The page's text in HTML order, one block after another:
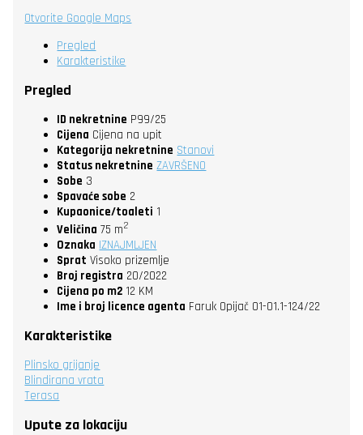
Otvorite Google Maps
Pregled
Karakteristike
Pregled
ID nekretnine P99/25
Cijena Cijena na upit
Kategorija nekretnine Stanovi
Status nekretnine ZAVRŠENO
Sobe 3
Spavaće sobe 2
Kupaonice/toaleti 1
Veličina 75 m2
Oznaka IZNAJMLJEN
Sprat Visoko prizemlje
Broj registra 20/2022
Cijena po m2 12 KM
Ime i broj licence agenta Faruk Opijač 01-01.1-124/22
Karakteristike
Plinsko grijanje
Blindirana vrata
Terasa
Upute za lokaciju